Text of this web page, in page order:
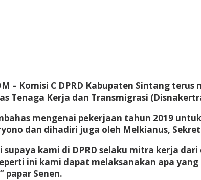
– Komisi C DPRD Kabupaten Sintang
Tenaga Kerja dan Transmigrasi
mengenai pekerjaan tahun 2019
dan dihadiri juga oleh Melkianus,
kami di DPRD selaku mitra kerja
ini kami dapat melaksanakan apa
papar Senen.